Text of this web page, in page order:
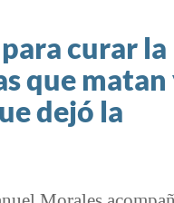
curar la
que matan
dejó la